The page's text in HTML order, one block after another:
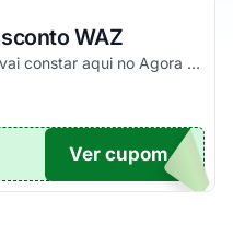
WAZ
Se existe um voucher WAZ, ele vai constar aqui no Agora Cupom. Pegue seu código promocional e confira!
TICO
Ver cupom